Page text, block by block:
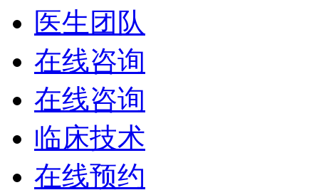
医生团队
在线咨询
在线咨询
临床技术
在线预约